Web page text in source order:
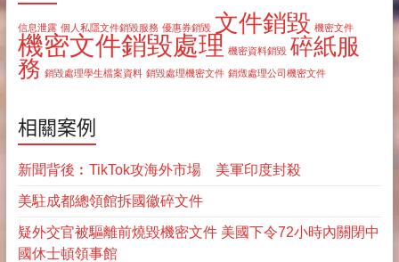
信息泄露 個人私隱文件銷毀服務 優惠券銷毀 文件銷毀 機密文件
機密文件銷毀處理 機密資料銷毀 碎紙服
務 銷毀處理學生檔案資料 銷毀處理機密文件 銷燬處理公司機密文件
相關案例
新聞背後︰TikTok攻海外市場 美軍印度封殺
美駐成都總領館拆國徽碎文件
疑外交官被驅離前燒毀機密文件 美國下令72小時內關閉中
國休士頓領事館